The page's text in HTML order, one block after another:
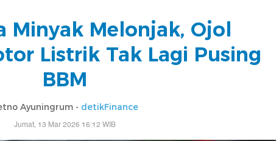
Minyak Melonjak, Ojol
Listrik Tak Lagi Pusing
BBM
Ayuningrum - detikFinance
Jumat, 13 Mar 2026 16:12 WIB